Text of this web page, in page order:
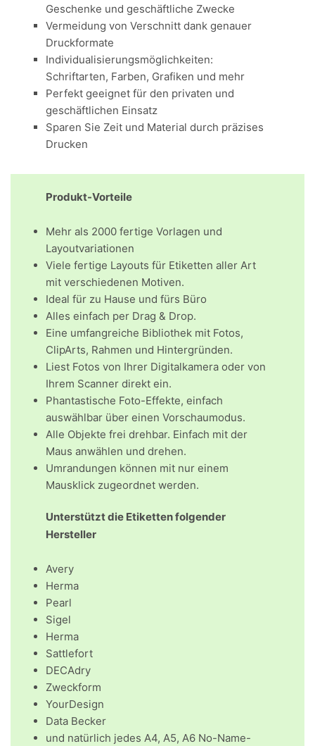
Geschenke und geschäftliche Zwecke
Vermeidung von Verschnitt dank genauer
Druckformate
Individualisierungsmöglichkeiten:
Schriftarten, Farben, Grafiken und mehr
Perfekt geeignet für den privaten und
geschäftlichen Einsatz
Sparen Sie Zeit und Material durch präzises
Drucken
Produkt-Vorteile
Mehr als 2000 fertige Vorlagen und
Layoutvariationen
Viele fertige Layouts für Etiketten aller Art
mit verschiedenen Motiven.
Ideal für zu Hause und fürs Büro
Alles einfach per Drag & Drop.
Eine umfangreiche Bibliothek mit Fotos,
ClipArts, Rahmen und Hintergründen.
Liest Fotos von Ihrer Digitalkamera oder von
Ihrem Scanner direkt ein.
Phantastische Foto-Effekte, einfach
auswählbar über einen Vorschaumodus.
Alle Objekte frei drehbar. Einfach mit der
Maus anwählen und drehen.
Umrandungen können mit nur einem
Mausklick zugeordnet werden.
Unterstützt die Etiketten folgender
Hersteller
Avery
Herma
Pearl
Sigel
Herma
Sattlefort
DECAdry
Zweckform
YourDesign
Data Becker
und natürlich jedes A4, A5, A6 No-Name-